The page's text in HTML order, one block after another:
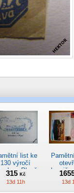
list ke
130 výročí
Plzeň
*2963
315 Kč
13d 11h 13d